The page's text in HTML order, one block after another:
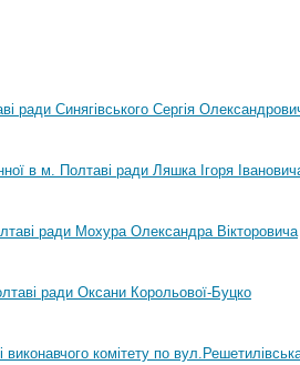
ради Синягівського Сергія
в м. Полтаві ради Ляшка Ігоря
ради Мохура Олександра Вікторовича
ради Оксани Корольової-Буцко
комітету по